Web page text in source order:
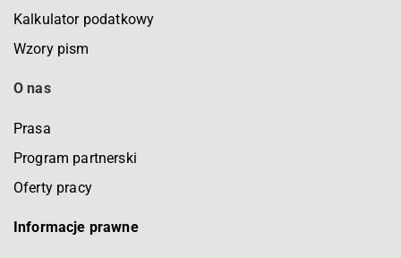
Kalkulator podatkowy
Wzory pism
O nas
Prasa
Program partnerski
Oferty pracy
Informacje prawne